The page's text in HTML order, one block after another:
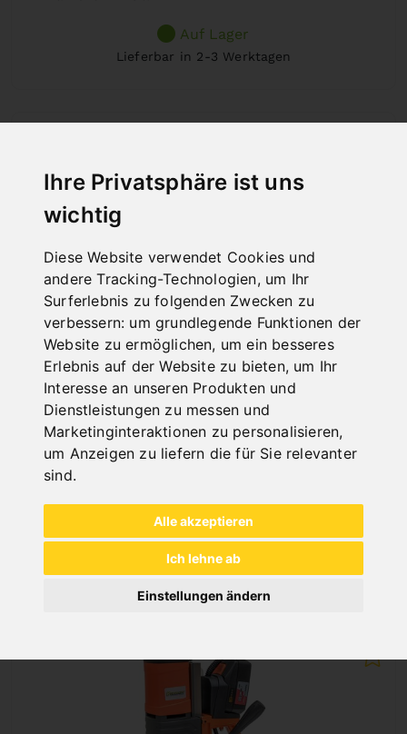
Ihre Privatsphäre ist uns
wichtig
Diese Website verwendet Cookies und
andere Tracking-Technologien, um Ihr
Surferlebnis zu folgenden Zwecken zu
verbessern: um grundlegende Funktionen der
Website zu ermöglichen, um ein besseres
Erlebnis auf der Website zu bieten, um Ihr
Interesse an unseren Produkten und
Dienstleistungen zu messen und
Marketinginteraktionen zu personalisieren,
um Anzeigen zu liefern die für Sie relevanter
sind.
Alle akzeptieren
Ich lehne ab
Einstellungen ändern
Auf Lager
Lieferbar in 2-3 Werktagen
MAGNET-KERNBOHRMASCHINE MD 5050 P *
Art.Nr. : 01-13854
1.158,00 €
inkl. 20% MWSt.
Auf Lager
Lieferbar in 2-3 Werktagen